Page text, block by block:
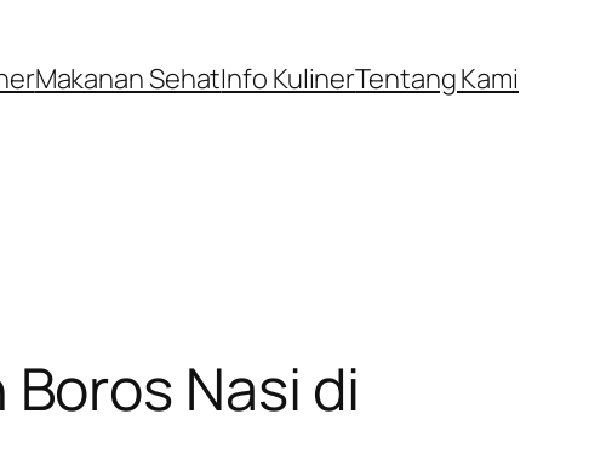
Makanan SehatInfo KulinerTentang Kami
Nasi di